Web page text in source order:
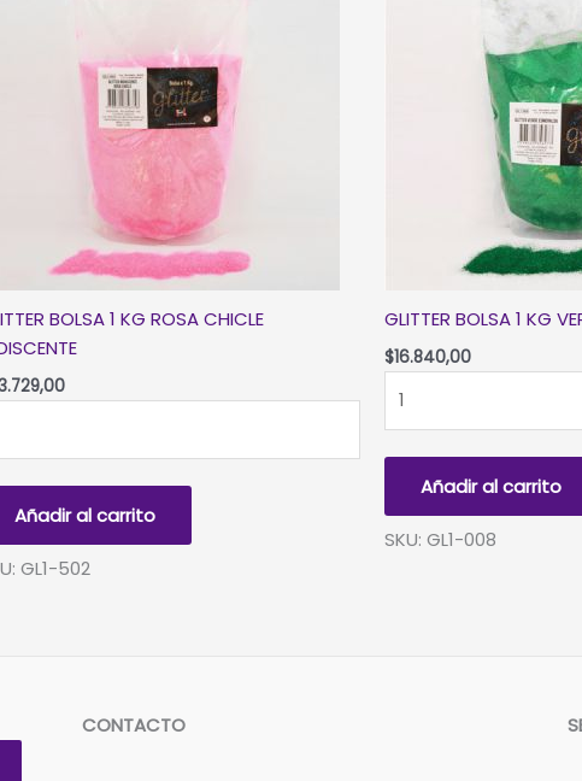
BOLSA 1 KG ROSA CHICLE
Añadir al carrito
GL1-502
GLITTER BOLSA 1 KG
$16.840,00
BOLSA
VERDE
ESMERALDA
Añadir al carrito
SKU: GL1-008
CONTACTO